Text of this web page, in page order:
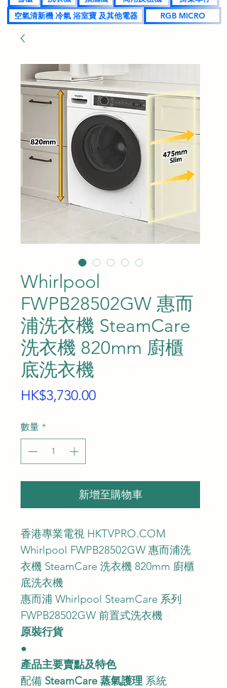
空氣清新機 冷氣 浴室寶 及其他電器
RGB MICRO
Whirlpool
FWPB28502GW 惠而
浦洗衣機 SteamCare
洗衣機 820mm 廚櫃
底洗衣機
HK$3,730.00價
數量 *
新增至購物車
香港專業電視 HKTVPRO.COM
Whirlpool FWPB28502GW 惠而浦洗
衣機 SteamCare 洗衣機 820mm 廚櫃
底洗衣機
惠而浦 Whirlpool SteamCare 系列
FWPB28502GW 前置式洗衣機
原裝行貨
●
產品主要賣點及特色
配備 SteamCare 蒸氣護理 系統